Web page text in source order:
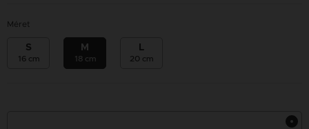
Méret
S
16 cm
M
18 cm
L
20 cm